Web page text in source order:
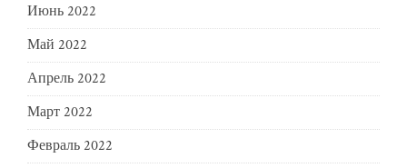
Июнь 2022
Май 2022
Апрель 2022
Март 2022
Февраль 2022